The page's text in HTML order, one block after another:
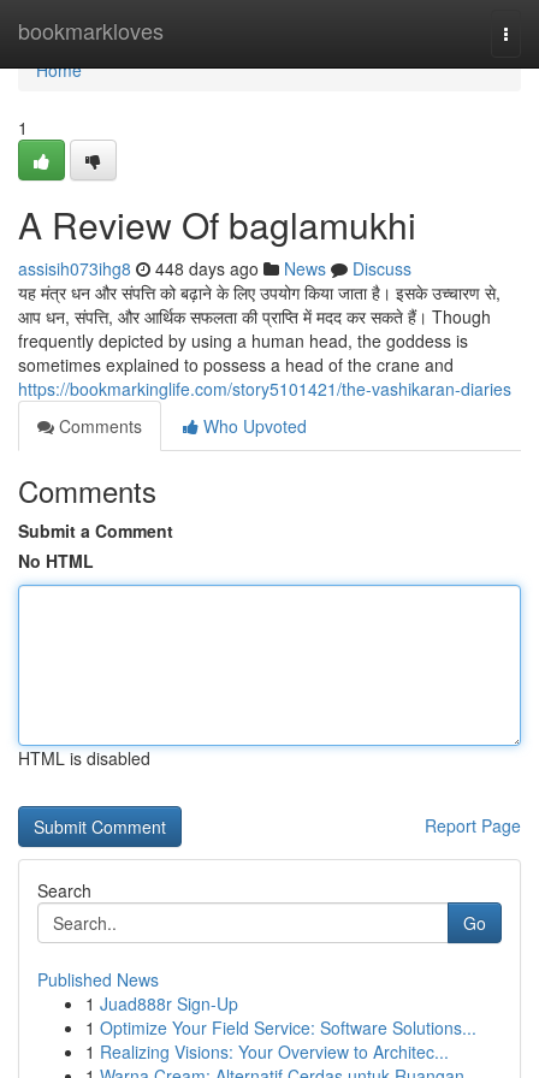
bookmarkloves
Home
Home
1
A Review Of baglamukhi
assisih073ihg8 448 days ago News
Discuss
यह मंत्र धन और संपत्ति को बढ़ाने के लिए उपयोग किया जाता है। इसके उच्चारण से,
आप धन, संपत्ति, और आर्थिक सफलता की प्राप्ति में मदद कर सकते हैं। Though
frequently depicted by using a human head, the goddess is
sometimes explained to possess a head of the crane and
https://bookmarkinglife.com/story5101421/the-vashikaran-diaries
Comments
Who Upvoted
Comments
Submit a Comment
No HTML
HTML is disabled
Report Page
Search
Go
Published News
1 Juad888r Sign-Up
1 Optimize Your Field Service: Software Solutions...
1 Realizing Visions: Your Overview to Architec...